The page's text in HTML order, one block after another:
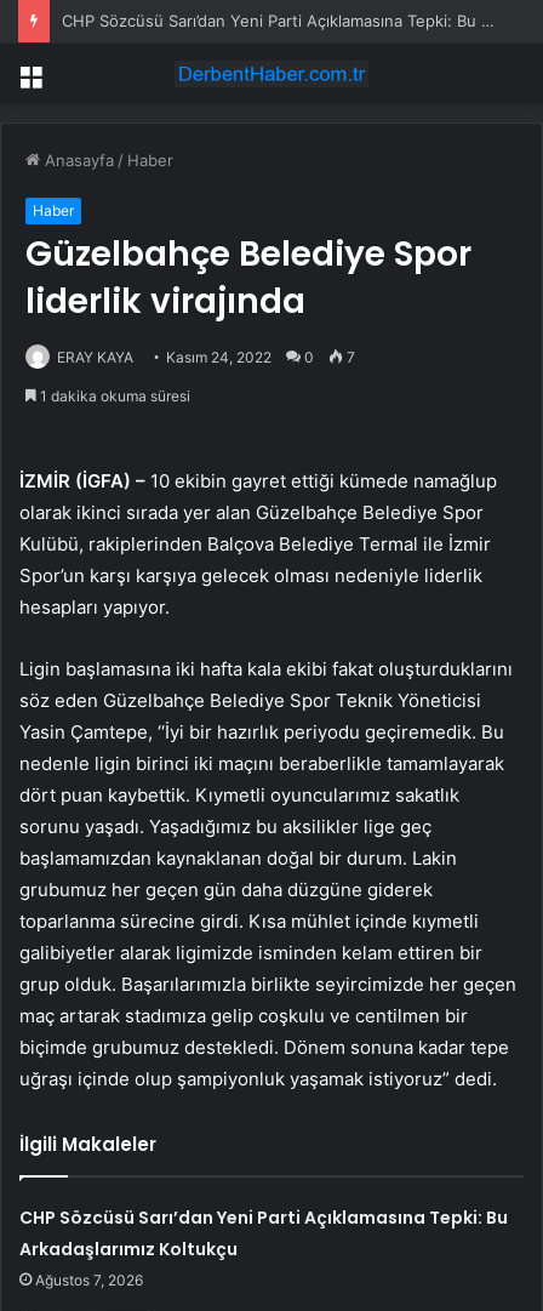
CHP Sözcüsü Sarı’dan Yeni Parti Açıklamasına Tepki: Bu Arkadaşlarımız Koltukçu
Menü
Anasayfa / Haber
Haber
Güzelbahçe Belediye Spor
liderlik virajında
ERAY KAYA Kasım 24, 2022 0 7
1 dakika okuma süresi
İZMİR (İGFA) – 10 ekibin gayret ettiği kümede namağlup
olarak ikinci sırada yer alan Güzelbahçe Belediye Spor
Kulübü, rakiplerinden Balçova Belediye Termal ile İzmir
Spor’un karşı karşıya gelecek olması nedeniyle liderlik
hesapları yapıyor.
Ligin başlamasına iki hafta kala ekibi fakat oluşturduklarını
söz eden Güzelbahçe Belediye Spor Teknik Yöneticisi
Yasin Çamtepe, ‘‘İyi bir hazırlık periyodu geçiremedik. Bu
nedenle ligin birinci iki maçını beraberlikle tamamlayarak
dört puan kaybettik. Kıymetli oyuncularımız sakatlık
sorunu yaşadı. Yaşadığımız bu aksilikler lige geç
başlamamızdan kaynaklanan doğal bir durum. Lakin
grubumuz her geçen gün daha düzgüne giderek
toparlanma sürecine girdi. Kısa mühlet içinde kıymetli
galibiyetler alarak ligimizde isminden kelam ettiren bir
grup olduk. Başarılarımızla birlikte seyircimizde her geçen
maç artarak stadımıza gelip coşkulu ve centilmen bir
biçimde grubumuz destekledi. Dönem sonuna kadar tepe
uğraşı içinde olup şampiyonluk yaşamak istiyoruz” dedi.
İlgili Makaleler
CHP Sözcüsü Sarı’dan Yeni Parti Açıklamasına Tepki: Bu
Arkadaşlarımız Koltukçu
Ağustos 7, 2026